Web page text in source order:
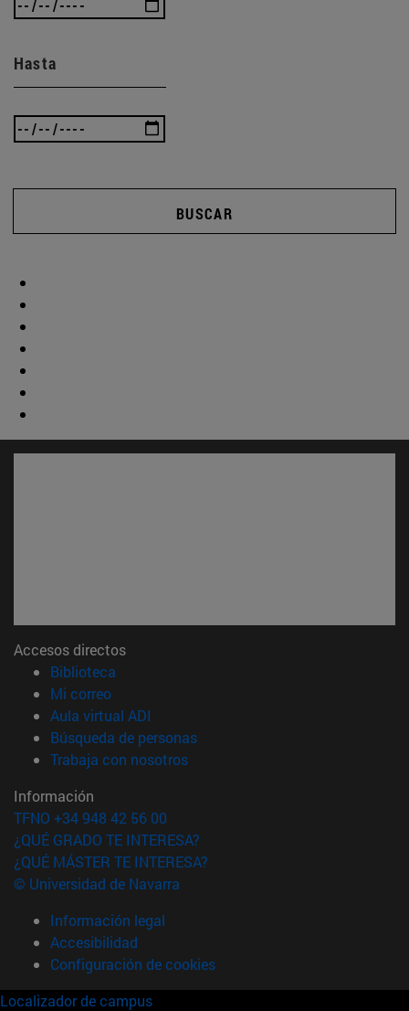
Hasta
BUSCAR
Accesos directos
Biblioteca
Mi correo(abre en nueva ventana)
Aula virtual ADI
Búsqueda de personas(abre en nueva ventana)
Trabaja con nosotros(abre en nueva ventana)
Información
TFNO +34 948 42 56 00
¿QUÉ GRADO TE INTERESA?
¿QUÉ MÁSTER TE INTERESA?
© Universidad de Navarra
Información legal
Accesibilidad
Configuración de cookies
Localizador de campus